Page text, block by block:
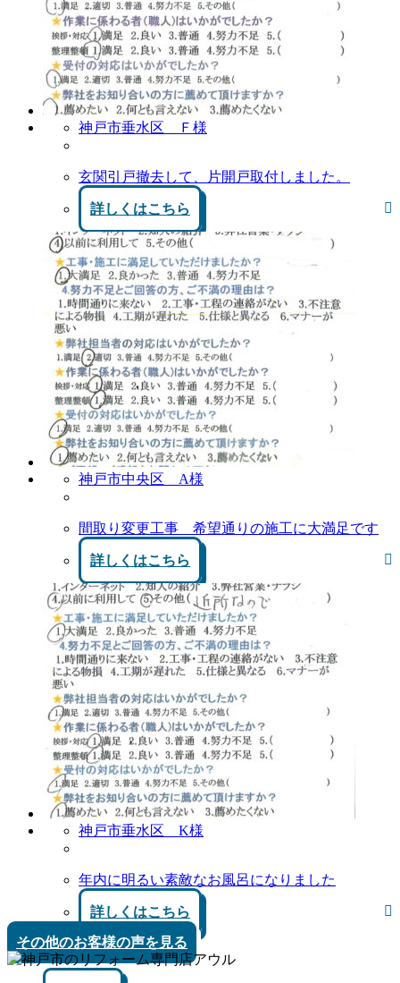
神戸市垂水区 Ｆ様
玄関引戸撤去して、片開戸取付しました。
詳しくはこちら
神戸市中央区 A様
間取り変更工事 希望通りの施工に大満足です
詳しくはこちら
神戸市垂水区 K様
年内に明るい素敵なお風呂になりました
詳しくはこちら
その他のお客様の声を見る